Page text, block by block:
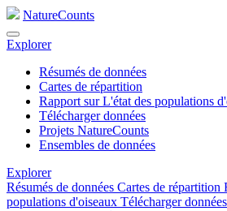
NatureCounts
Explorer
Résumés de données
Cartes de répartition
Rapport sur L'état des populations
Télécharger données
Projets NatureCounts
Ensembles de données
Explorer
Résumés de données Cartes de répartition
populations d'oiseaux Télécharger données